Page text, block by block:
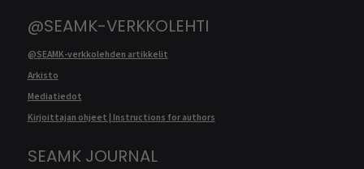
@SEAMK-VERKKOLEHTI
@SEAMK-verkkolehden artikkelit
Arkisto
Mediatiedot
Kirjoittajan ohjeet | Instructions for authors
SEAMK JOURNAL